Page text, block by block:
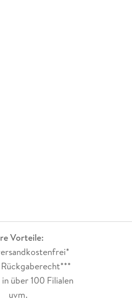
Vorteile:
Rückgaberecht***
über 100 Filialen
uvm.